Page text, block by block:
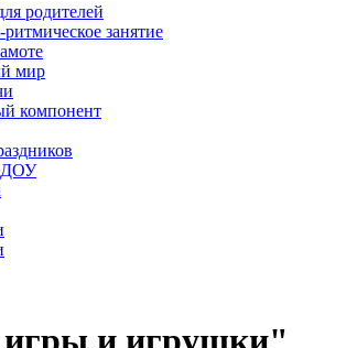
родителей
занятие
мир
компонент
ДОУ